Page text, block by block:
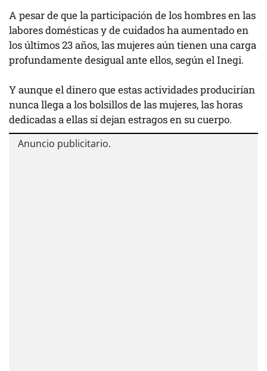
A pesar de que la participación de los hombres en las
labores domésticas y de cuidados ha aumentado en
los últimos 23 años, las mujeres aún tienen una carga
profundamente desigual ante ellos, según el Inegi.
Y aunque el dinero que estas actividades producirían
nunca llega a los bolsillos de las mujeres, las horas
dedicadas a ellas sí dejan estragos en su cuerpo.